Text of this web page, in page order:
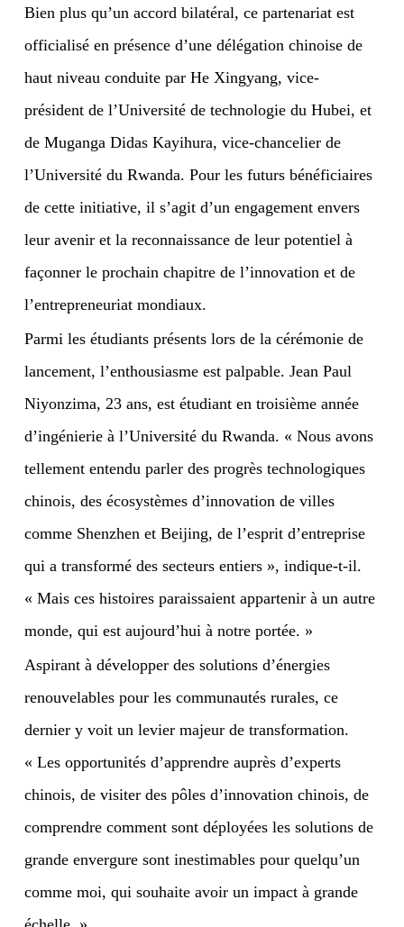
Bien plus qu’un accord bilatéral, ce partenariat est
officialisé en présence d’une délégation chinoise de
haut niveau conduite par He Xingyang, vice-
président de l’Université de technologie du Hubei, et
de Muganga Didas Kayihura, vice-chancelier de
l’Université du Rwanda. Pour les futurs bénéficiaires
de cette initiative, il s’agit d’un engagement envers
leur avenir et la reconnaissance de leur potentiel à
façonner le prochain chapitre de l’innovation et de
l’entrepreneuriat mondiaux.
Parmi les étudiants présents lors de la cérémonie de
lancement, l’enthousiasme est palpable. Jean Paul
Niyonzima, 23 ans, est étudiant en troisième année
d’ingénierie à l’Université du Rwanda. « Nous avons
tellement entendu parler des progrès technologiques
chinois, des écosystèmes d’innovation de villes
comme Shenzhen et Beijing, de l’esprit d’entreprise
qui a transformé des secteurs entiers », indique-t-il.
« Mais ces histoires paraissaient appartenir à un autre
monde, qui est aujourd’hui à notre portée. »
Aspirant à développer des solutions d’énergies
renouvelables pour les communautés rurales, ce
dernier y voit un levier majeur de transformation.
« Les opportunités d’apprendre auprès d’experts
chinois, de visiter des pôles d’innovation chinois, de
comprendre comment sont déployées les solutions de
grande envergure sont inestimables pour quelqu’un
comme moi, qui souhaite avoir un impact à grande